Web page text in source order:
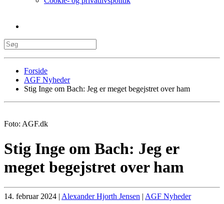
Forside
AGF Nyheder
Stig Inge om Bach: Jeg er meget begejstret over ham
Foto: AGF.dk
Stig Inge om Bach: Jeg er
meget begejstret over ham
14. februar 2024 | Alexander Hjorth Jensen | AGF Nyheder